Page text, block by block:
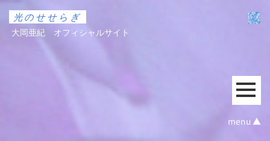
光のせせらぎ
大岡亜紀 オフィシャルサイト
menu ▲